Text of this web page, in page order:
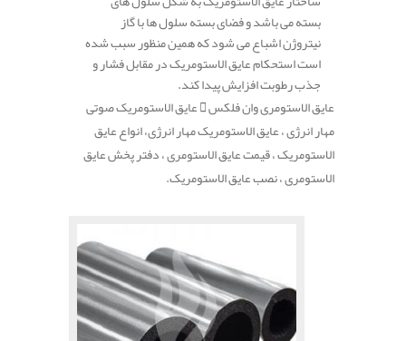
بسته می باشد و فضای بسته سلول ها با گاز
نیتروژن اشباع می شود که همین منظور سبب شده
است استحکام عایق الاستومریک در مقابل فشار و
جذب رطوبت افزایش پیدا کند.
عایق الاستومری وان فلکس عایق الاستومریک صوتی
مهار انرژی ، عایق الاستومریک مهار انرژی، انواع عایق
الاستومریک ، قیمت عایق الاستومری ، دفتر پخش عایق
الاستومری ، نصب عایق الاستومریک.